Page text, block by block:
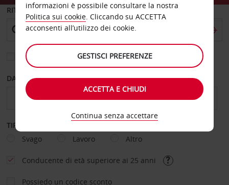
RITIRO DA
Scegli una località di riconsegna diversa
DAL GIORNO AL GIORNO
TIPOLOGIA DI NOLEGGIO
Svago
Lavoro Altro
Conducente di età superiore ai 25 anni
Possiedo un codice sconto
informazioni è possibile consultare la nostra
Politica sui cookie. Cliccando su ACCETTA
acconsenti all’utilizzo dei cookie.
GESTISCI PREFERENZE
ACCETTA E CHIUDI
Continua senza accettare